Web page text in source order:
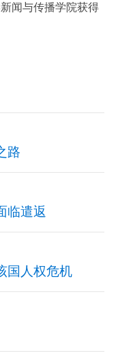
闻与传播学院获得
路
临遣返
国人权危机